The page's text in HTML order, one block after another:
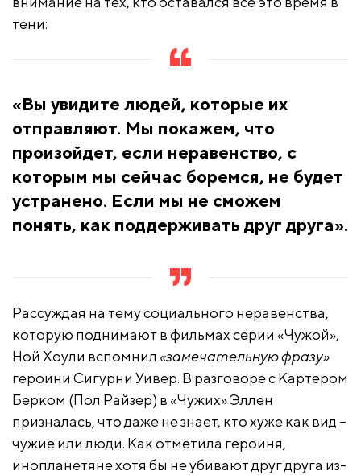
тени:
«Вы увидите людей, которые их
отправляют. Мы покажем, что
произойдет, если неравенство, с
которым мы сейчас боремся, не будет
устранено. Если мы не сможем
понять, как поддерживать друг друга».
Рассуждая на тему социального неравенства,
которую поднимают в фильмах серии «Чужой»,
Ной Хоули вспомнил «замечательную фразу»
героини Сигурни Уивер. В разговоре с Картером
Берком (Пол Райзер) в «Чужих» Эллен
призналась, что даже не знает, кто хуже как вид –
чужие или люди. Как отметила героиня,
инопланетяне хотя бы не убивают друг друга из-